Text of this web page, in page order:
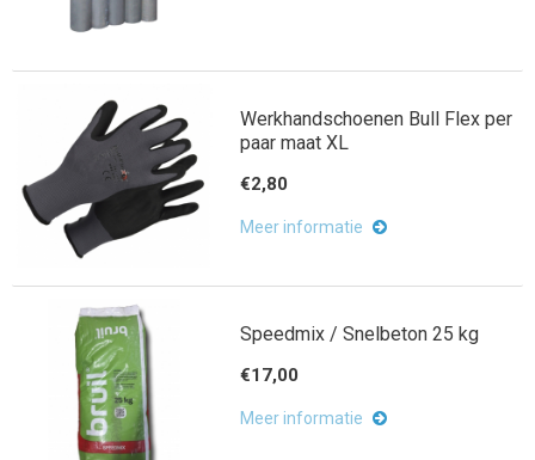
Werkhandschoenen Bull Flex per
paar maat XL
€2,80
Meer informatie
Speedmix / Snelbeton 25 kg
€17,00
Meer informatie